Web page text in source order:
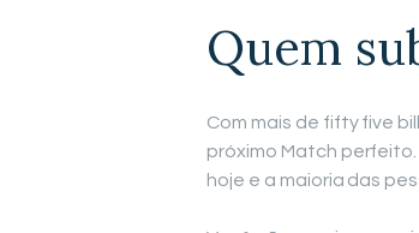
Quem
Com mais de fifty five
próximo Match
hoje e a maioria das